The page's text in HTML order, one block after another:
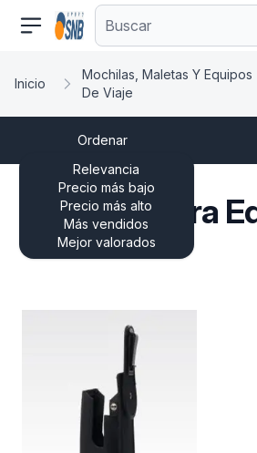
comercioseguro.es
Inicio
Mochilas, Maletas Y Equipos
De Viaje
Ordenar
Relevancia
Precio más bajo
Precio más alto
Más vendidos
Mejor valorados
Cajas Para